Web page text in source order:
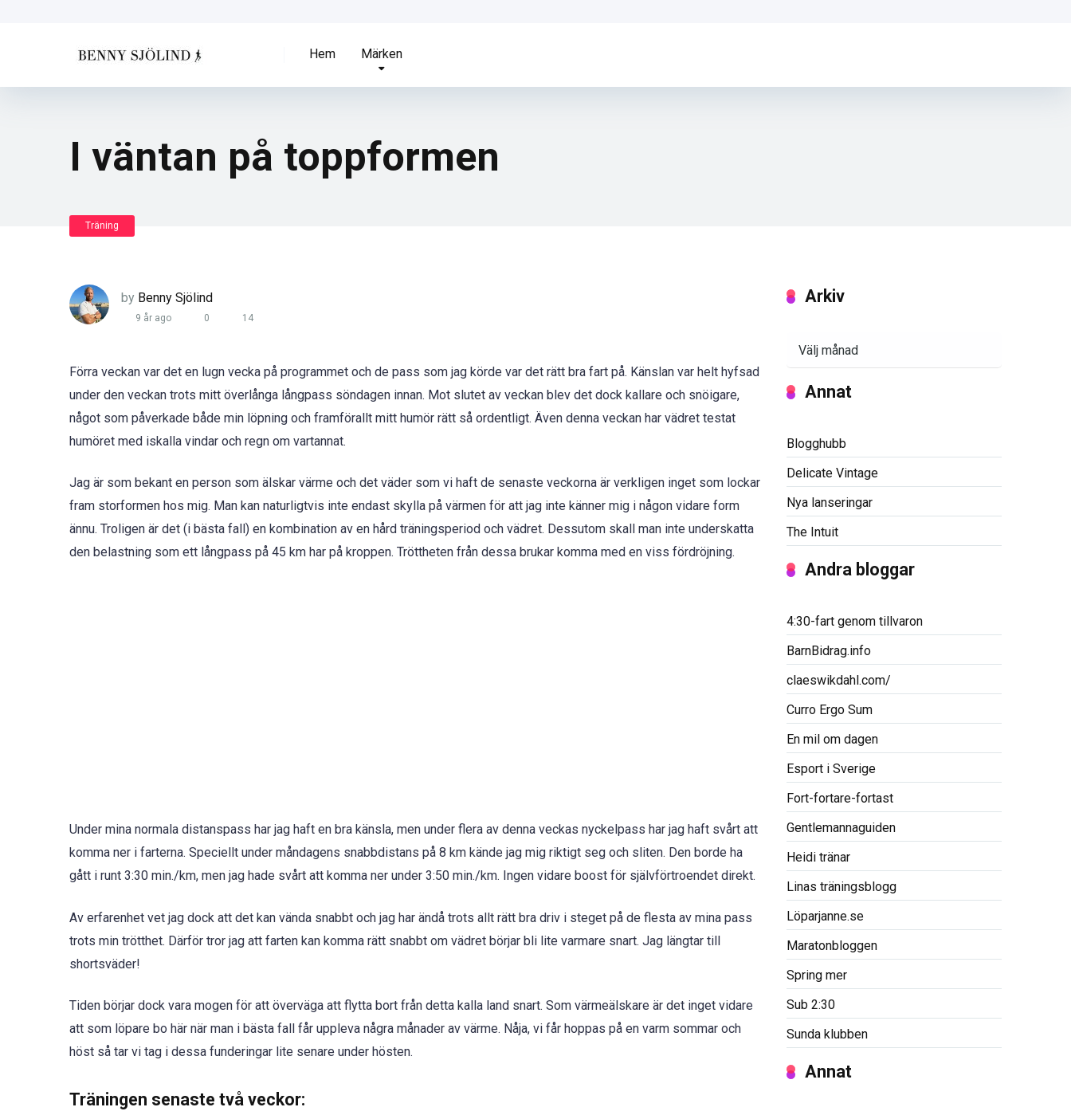
Hem Märken
I väntan på toppformen
Träning
by Benny Sjölind
9 år ago 0 14
Förra veckan var det en lugn vecka på programmet och de pass som jag körde var det rätt bra fart på. Känslan var helt hyfsad
under den veckan trots mitt överlånga långpass söndagen innan. Mot slutet av veckan blev det dock kallare och snöigare,
något som påverkade både min löpning och framförallt mitt humör rätt så ordentligt. Även denna veckan har vädret testat
humöret med iskalla vindar och regn om vartannat.
Jag är som bekant en person som älskar värme och det väder som vi haft de senaste veckorna är verkligen inget som lockar
fram storformen hos mig. Man kan naturligtvis inte endast skylla på värmen för att jag inte känner mig i någon vidare form
ännu. Troligen är det (i bästa fall) en kombination av en hård träningsperiod och vädret. Dessutom skall man inte underskatta
den belastning som ett långpass på 45 km har på kroppen. Tröttheten från dessa brukar komma med en viss fördröjning.
Under mina normala distanspass har jag haft en bra känsla, men under flera av denna veckas nyckelpass har jag haft svårt att
komma ner i farterna. Speciellt under måndagens snabbdistans på 8 km kände jag mig riktigt seg och sliten. Den borde ha
gått i runt 3:30 min./km, men jag hade svårt att komma ner under 3:50 min./km. Ingen vidare boost för självförtroendet direkt.
Av erfarenhet vet jag dock att det kan vända snabbt och jag har ändå trots allt rätt bra driv i steget på de flesta av mina pass
trots min trötthet. Därför tror jag att farten kan komma rätt snabbt om vädret börjar bli lite varmare snart. Jag längtar till
shortsväder!
Tiden börjar dock vara mogen för att överväga att flytta bort från detta kalla land snart. Som värmeälskare är det inget vidare
att som löpare bo här när man i bästa fall får uppleva några månader av värme. Nåja, vi får hoppas på en varm sommar och
höst så tar vi tag i dessa funderingar lite senare under hösten.
Träningen senaste två veckor:
Arkiv
Annat
Blogghubb
Delicate Vintage
Nya lanseringar
The Intuit
Andra bloggar
4:30-fart genom tillvaron
BarnBidrag.info
claeswikdahl.com/
Curro Ergo Sum
En mil om dagen
Esport i Sverige
Fort-fortare-fortast
Gentlemannaguiden
Heidi tränar
Linas träningsblogg
Löparjanne.se
Maratonbloggen
Spring mer
Sub 2:30
Sunda klubben
Annat